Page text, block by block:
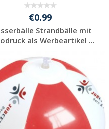
€0.99
Strandbälle mit
als Werbeartikel ...
Individuelles
Angebot anfordern